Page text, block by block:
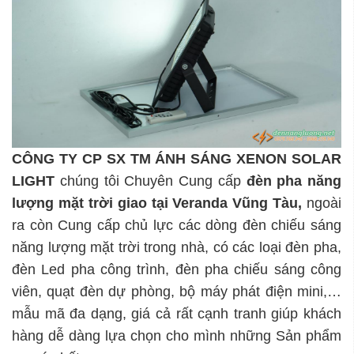
CÔNG TY CP SX TM ÁNH SÁNG XENON SOLAR
LIGHT chúng tôi Chuyên Cung cấp đèn pha năng
lượng mặt trời giao tại Veranda Vũng Tàu, ngoài
ra còn Cung cấp chủ lực các dòng đèn chiếu sáng
năng lượng mặt trời trong nhà, có các loại đèn pha,
đèn Led pha công trình, đèn pha chiếu sáng công
viên, quạt đèn dự phòng, bộ máy phát điện mini,…
mẫu mã đa dạng, giá cả rất cạnh tranh giúp khách
hàng dễ dàng lựa chọn cho mình những Sản phẩm